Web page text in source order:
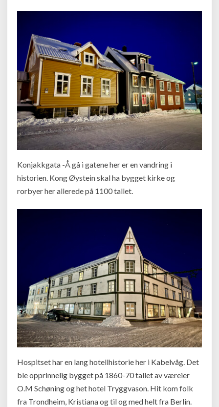
Konjakkgata -Å gå i gatene her er en vandring i
historien. Kong Øystein skal ha bygget kirke og
rorbyer her allerede på 1100 tallet.
Hospitset har en lang hotellhistorie her i Kabelvåg. Det
ble opprinnelig bygget på 1860-70 tallet av væreier
O.M Schøning og het hotel Tryggvason. Hit kom folk
fra Trondheim, Kristiana og til og med helt fra Berlin.